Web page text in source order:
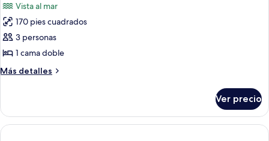
Vista al mar
170 pies cuadrados
3 personas
1 cama doble
Más detalles
Más
doble
Premium,
Terraza,
Ver precio